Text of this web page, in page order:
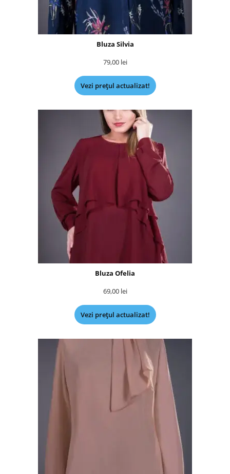
Bluza Silvia
79,00 lei
Vezi prețul actualizat!
Bluza Ofelia
69,00 lei
Vezi prețul actualizat!